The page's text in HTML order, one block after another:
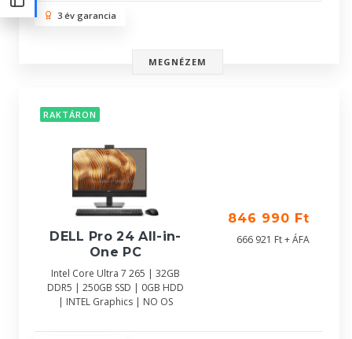
3 év garancia
MEGNÉZEM
RAKTÁRON
DELL Pro 24 All-in-
One PC
Intel Core Ultra 7 265 | 32GB
DDR5 | 250GB SSD | 0GB HDD
| INTEL Graphics | NO OS
846 990 Ft
666 921 Ft + ÁFA